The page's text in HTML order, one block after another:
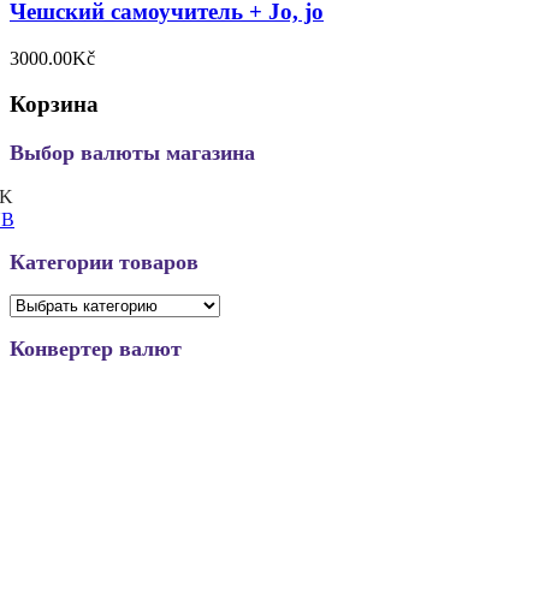
Чешский самоучитель + Jo, jo
3000.00Kč
Корзина
Выбор валюты магазина
Категории товаров
Конвертер валют